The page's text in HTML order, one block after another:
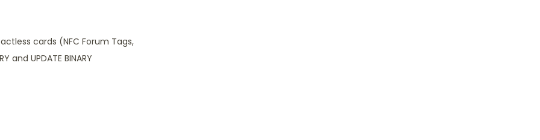
cards (NFC Forum Tags,
and UPDATE BINARY